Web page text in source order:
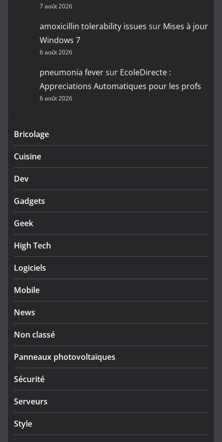
7 août 2026
amoxicillin tolerability issues sur Mises à jour
Windows 7
6 août 2026
pneumonia feversur EcoleDirecte :
Appreciations Automatiques pour les profs
6 août 2026
Bricolage
Cuisine
Dev
Gadgets
Geek
High Tech
Logiciels
Mobile
News
Non classé
Panneaux photovoltaïques
Sécurité
Serveurs
Style